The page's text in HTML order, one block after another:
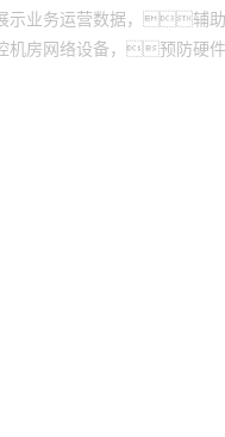
业务运营数据，辅
机房网络设备，预防